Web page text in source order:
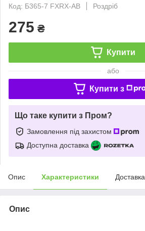
Код: Б365-7 FXRX-AB
Роздріб
275 ₴
Купити
або
Купити з
Що таке купити з Пром?
Замовлення під захистом
Доступна доставка
Опис Характеристики Доставка
Опис